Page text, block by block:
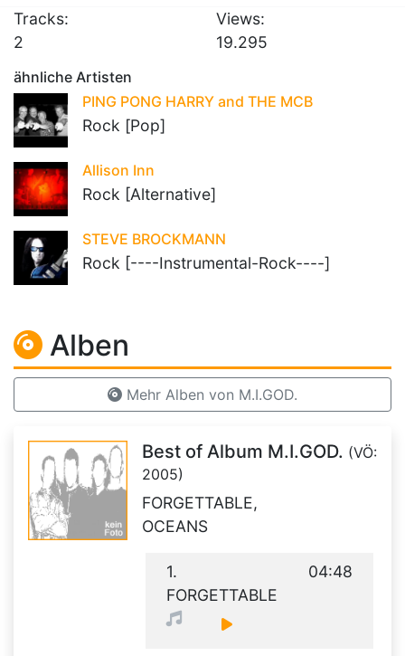
Tracks:
2
Views:
19.295
ähnliche Artisten
PING PONG HARRY and THE MCB
Rock [Pop]
Allison Inn
Rock [Alternative]
STEVE BROCKMANN
Rock [----Instrumental-Rock----]
Alben
Mehr Alben von M.I.GOD.
Best of Album M.I.GOD. (VÖ:
2005)
FORGETTABLE,
OCEANS
1.
FORGETTABLE
04:48